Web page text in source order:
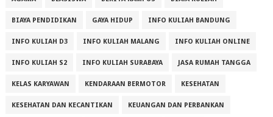
BIAYA PENDIDIKAN GAYA HIDUP INFO KULIAH BANDUNG
INFO KULIAH D3 INFO KULIAH MALANG INFO KULIAH ONLINE
INFO KULIAH S2 INFO KULIAH SURABAYA JASA RUMAH TANGGA
KELAS KARYAWAN KENDARAAN BERMOTOR KESEHATAN
KESEHATAN DAN KECANTIKAN KEUANGAN DAN PERBANKAN